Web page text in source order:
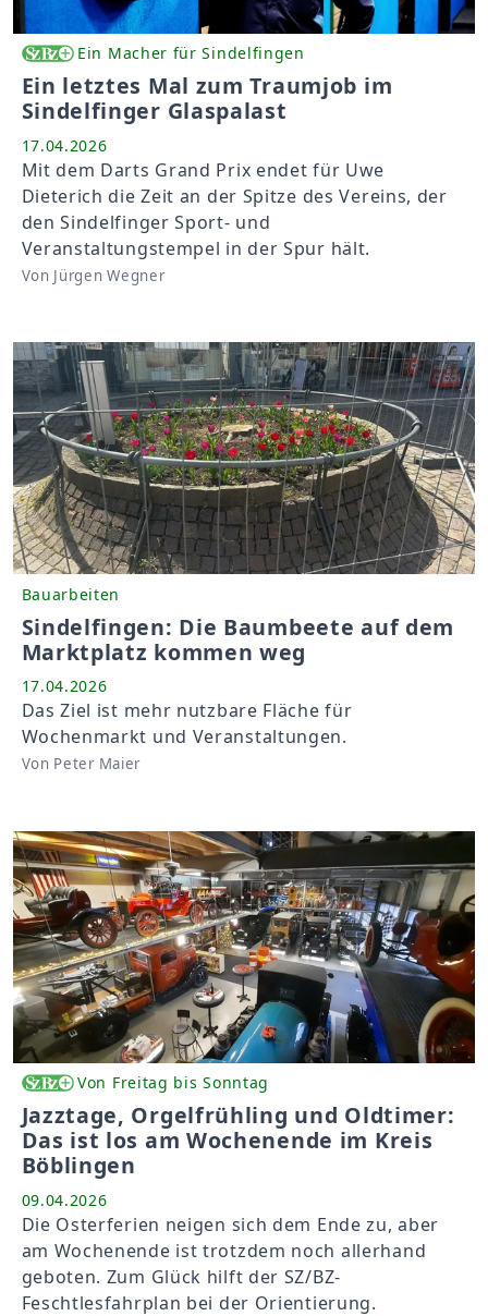
Ein Macher für Sindelfingen
Ein letztes Mal zum Traumjob im
Sindelfinger Glaspalast
17.04.2026
Mit dem Darts Grand Prix endet für Uwe
Dieterich die Zeit an der Spitze des Vereins, der
den Sindelfinger Sport- und
Veranstaltungstempel in der Spur hält.
Von Jürgen Wegner
Bauarbeiten
Sindelfingen: Die Baumbeete auf dem
Marktplatz kommen weg
17.04.2026
Das Ziel ist mehr nutzbare Fläche für
Wochenmarkt und Veranstaltungen.
Von Peter Maier
Von Freitag bis Sonntag
Jazztage, Orgelfrühling und Oldtimer:
Das ist los am Wochenende im Kreis
Böblingen
09.04.2026
Die Osterferien neigen sich dem Ende zu, aber
am Wochenende ist trotzdem noch allerhand
geboten. Zum Glück hilft der SZ/BZ-
Feschtlesfahrplan bei der Orientierung.